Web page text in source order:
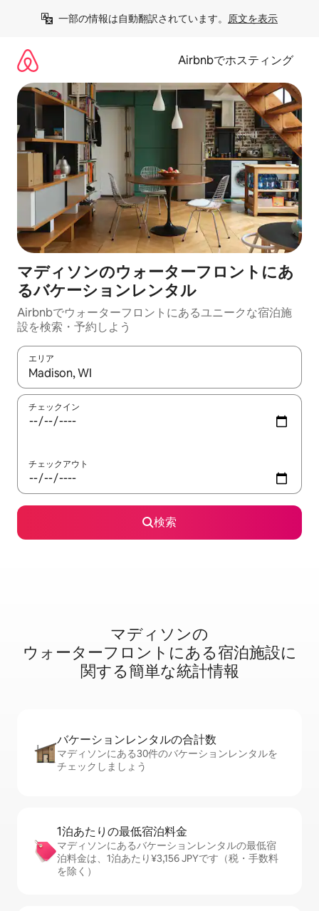
一部の情報は自動翻訳されています。 原文を表示
Airbnbでホスティング
マディソンのウォーターフロントにあ
るバケーションレンタル
Airbnbでウォーターフロントにあるユニークな宿泊施
設を検索・予約しよう
エリア
検索結果が表示されたら、上下の矢印キーを使って移動するか
チェックイン
チェックアウト
検索
マディソンの
ウ⁠ォ⁠ー⁠タ⁠ー⁠フ⁠ロ⁠ン⁠ト⁠に⁠あ⁠る宿⁠泊⁠施⁠設⁠に
関⁠す⁠る簡⁠単⁠な統⁠計⁠情⁠報
バケーションレ⁠ン⁠タ⁠ル⁠の合⁠計⁠数
マディソンにある30件のバケーションレンタルを
チェックしましょう
1泊あたりの最⁠低⁠宿⁠泊⁠料⁠金
マディソンにあるバケーションレンタルの最低宿
泊料金は、1泊あたり¥3,156 JPYです（税・手数料
を除く）